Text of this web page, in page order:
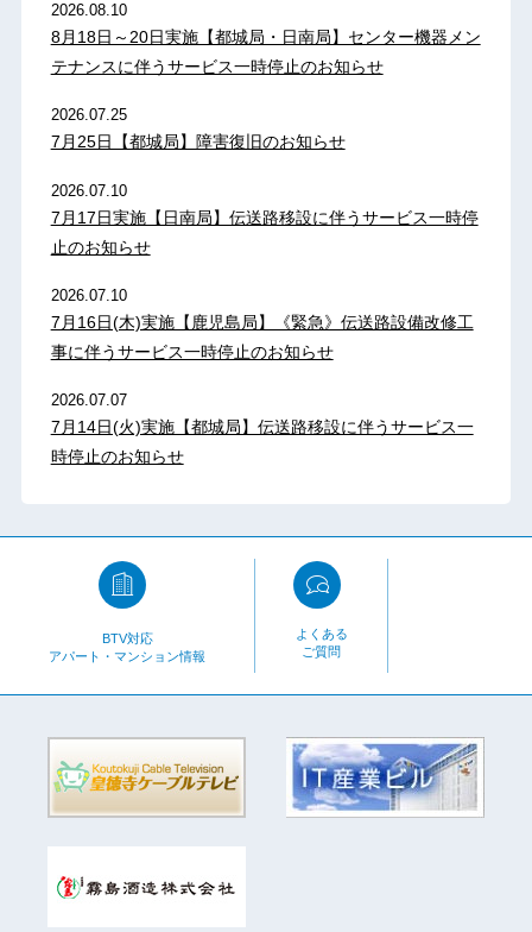
2026.08.10
8月18日～20日実施【都城局・日南局】センター機器メン
テナンスに伴うサービス一時停止のお知らせ
2026.07.25
7月25日【都城局】障害復旧のお知らせ
2026.07.10
7月17日実施【日南局】伝送路移設に伴うサービス一時停
止のお知らせ
2026.07.10
7月16日(木)実施【鹿児島局】《緊急》伝送路設備改修工
事に伴うサービス一時停止のお知らせ
2026.07.07
7月14日(火)実施【都城局】伝送路移設に伴うサービス一
時停止のお知らせ
BTV対応
アパート・マンション情報
よくある
ご質問